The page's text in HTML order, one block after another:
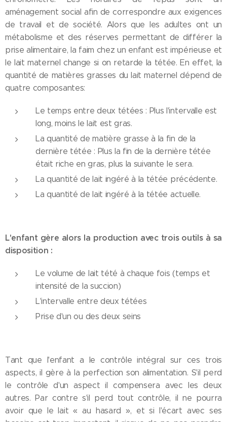
aménagement social afin de correspondre aux exigences
de travail et de société. Alors que les adultes ont un
métabolisme et des réserves permettant de différer la
prise alimentaire, la faim chez un enfant est impérieuse et
le lait maternel change si on retarde la tétée. En effet, la
quantité de matières grasses du lait maternel dépend de
quatre composantes:
Le temps entre deux tétées : Plus l'intervalle est
long, moins le lait est gras.
La quantité de matière grasse à la fin de la
dernière tétée : Plus la fin de la dernière tétée
était riche en gras, plus la suivante le sera.
La quantité de lait ingéré à la tétée précédente.
La quantité de lait ingéré à la tétée actuelle.
L'enfant gère alors la production avec trois outils à sa
disposition :
Le volume de lait tété à chaque fois (temps et
intensité de la succion)
L'intervalle entre deux tétées
Prise d'un ou des deux seins
Tant que l'enfant a le contrôle intégral sur ces trois
aspects, il gère à la perfection son alimentation. S'il perd
le contrôle d'un aspect il compensera avec les deux
autres. Par contre s'il perd tout contrôle, il ne pourra
avoir que le lait « au hasard », et si l'écart avec ses